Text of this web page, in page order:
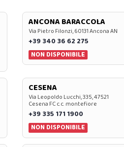
ANCONA BARACCOLA
Via Pietro Filonzi, 60131 Ancona AN
+39 340 36 62 275
NON DISPONIBILE
CESENA
Via Leopoldo Lucchi, 335, 47521
Cesena FC c.c. montefiore
+39 335 171 1900
NON DISPONIBILE